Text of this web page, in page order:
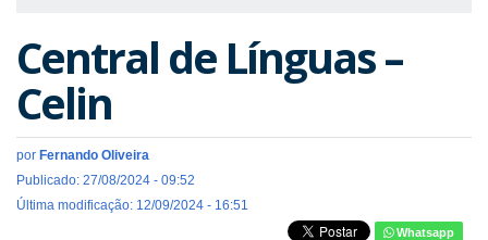
Central de Línguas –
Celin
por Fernando Oliveira
Publicado: 27/08/2024 - 09:52
Última modificação: 12/09/2024 - 16:51
Whatsapp